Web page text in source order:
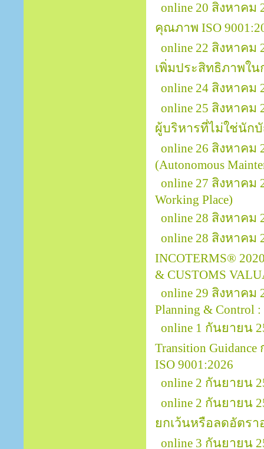
online 20 สิงหาค
คุณภาพ ISO
online 22 สิงหาค
เพิ่มประสิทธิภาพใน
online 24 สิงหาค
online 25 สิงหาคม
ผู้บริหารที่ไม่ใช่นัก
online 26 สิงหาคม
(Autonomous
online 27 สิงหาคม
Working Place)
online 28 สิงหาคม
online 28 สิงหาคม
INCOTERMS®
& CUSTOMS
online 29 สิงหาคม
Planning & Control :
online 1 กันยายน
Transition
ISO 9001:2026
online 2 กันยายน
online 2 กันยายน
ยกเว้นหรือลดอัตรา
online 3 กันยายน